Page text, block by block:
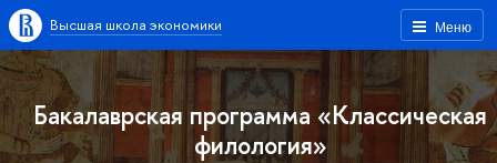
Меню
Высшая школа экономики
Бакалаврская программа «Классическая
филология»